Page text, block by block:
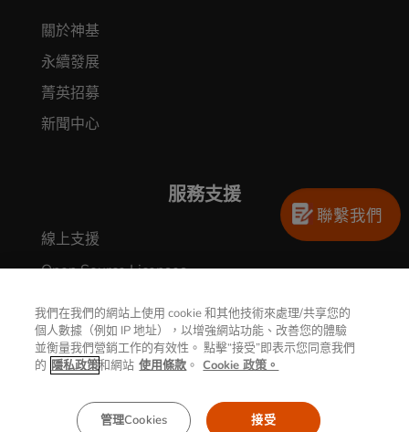
關於神基
永續發展
菁英招募
新聞中心
服務支援
線上支援
Open Source Licenses
Security Vulnerabilities Reporting
聯繫我們
我們在我們的網站上使用 cookie 和其他技術來處理/共享您的
個人數據（例如 IP 地址），以增強網站功能、改善您的體驗
並衡量我們營銷工作的有效性。 點擊“接受”即表示您同意我們
的 隱私政策和網站 使用條款 。 Cookie 政策。
管理Cookies 接受